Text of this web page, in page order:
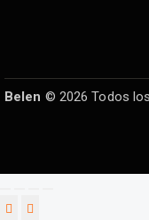
Belen © 2026 Todos